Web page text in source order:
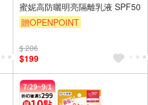
蜜妮高防曬明亮隔離乳液 SPF50
贈OPENPOINT
贈$200
$ 206
$199